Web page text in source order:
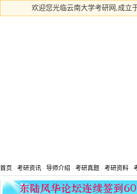
欢迎您光临云南大学考研网,成立
首页 - 考研资讯 - 导师介绍 - 考研真题 - 考研资料 -